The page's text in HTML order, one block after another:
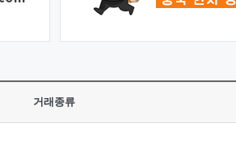
거래종류